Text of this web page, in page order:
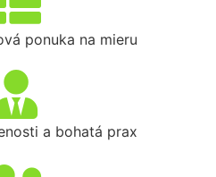
ponuka na mieru
a bohatá prax